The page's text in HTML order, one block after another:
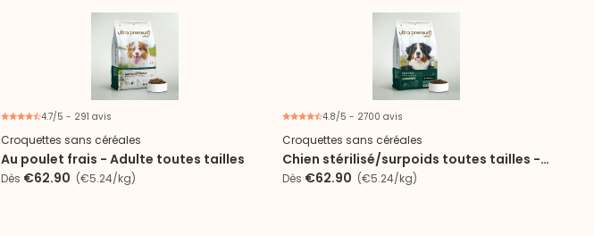
4.7/5 - 291 avis
Croquettes sans céréales
Au poulet frais - Adulte toutes tailles
Dès €62.90 (€5.24/kg)
4.8/5 - 2700 avis
Croquettes sans céréales
Chien stérilisé/surpoids toutes tailles -
croquettes Light
Dès €62.90 (€5.24/kg)